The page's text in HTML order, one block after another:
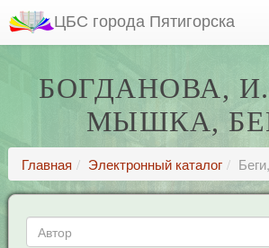
ЦБС города Пятигорска
БОГДАНОВА,
МЫШКА,
Главная Электронный каталог